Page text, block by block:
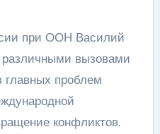
при ООН Василий
различными вызовами
проблем
конфликтов.